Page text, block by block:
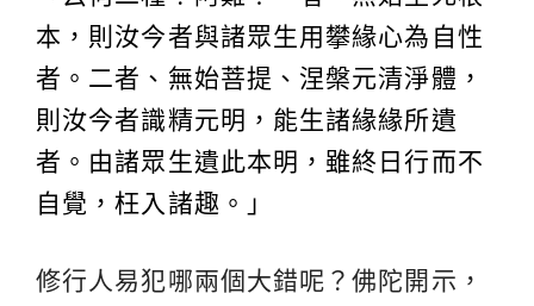
本，則汝今者與諸眾生用攀緣心為自性
者。二者、無始菩提、涅槃元清淨體，
則汝今者識精元明，能生諸緣緣所遺
者。由諸眾生遺此本明，雖終日行而不
自覺，枉入諸趣。」
修行人易犯哪兩個大錯呢？佛陀開示，